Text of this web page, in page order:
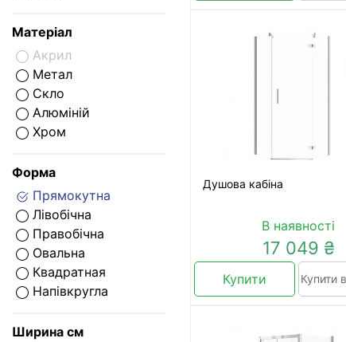
Матеріал
Акрил
Метал
Скло
Алюміній
Хром
Форма
Прямокутна
Лівобічна
Правобічна
Овальна
Квадратная
Напівкругла
Ширина см
Душова кабіна
В наявності
17 049 ₴
Купити Купити